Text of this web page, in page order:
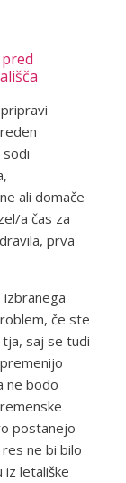
sodi
ali domače
a čas za
prva
če ste
saj se tudi
ne bodo
postanejo
ne bi bilo
letališke